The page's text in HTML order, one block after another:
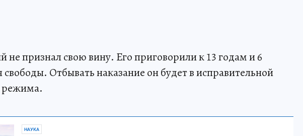
не признал свою вину. Его приговорили к 13 годам и 6
Отбывать наказание он будет в исправительной
режима.
НАУКА